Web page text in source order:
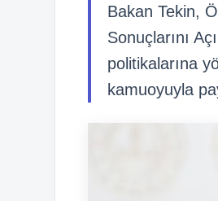
Bakan Tekin,
Sonuçlarını
politikalarına
kamuoyuyla